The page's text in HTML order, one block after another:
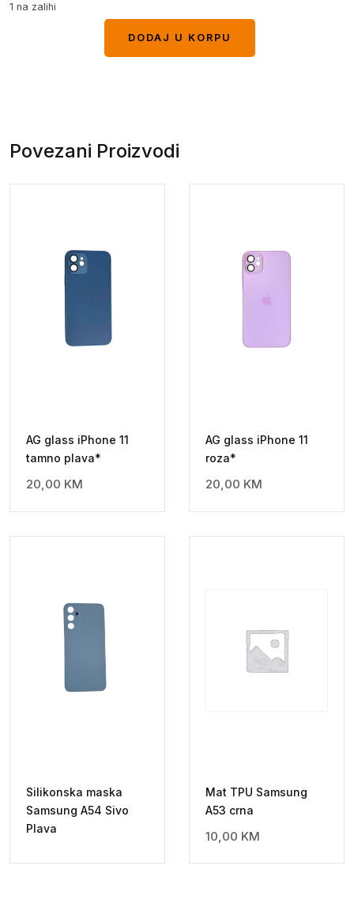
1 na zalihi
DODAJ U KORPU
Povezani Proizvodi
AG glass iPhone 11
tamno plava*
20,00 KM
AG glass iPhone 11
roza*
20,00 KM
Silikonska maska
Samsung A54 Sivo
Plava
Mat TPU Samsung
A53 crna
10,00 KM